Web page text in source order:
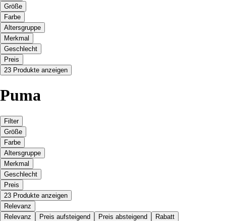
Größe
Farbe
Altersgruppe
Merkmal
Geschlecht
Preis
23 Produkte anzeigen
Puma
Filter
Größe
Farbe
Altersgruppe
Merkmal
Geschlecht
Preis
23 Produkte anzeigen
Relevanz
Relevanz
Preis aufsteigend Preis absteigend Rabatt